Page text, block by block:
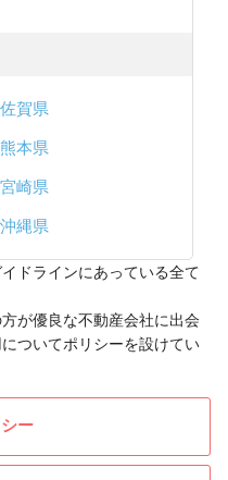
佐賀県
熊本県
宮崎県
沖縄県
ドラインにあっている全て
が優良な不動産会社に出会
ついてポリシーを設けてい
ー